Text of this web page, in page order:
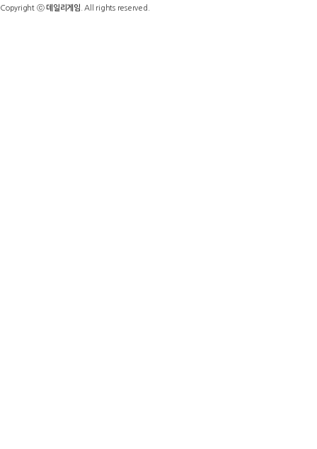
Copyright ⓒ데일리게임 . All rights reserved.